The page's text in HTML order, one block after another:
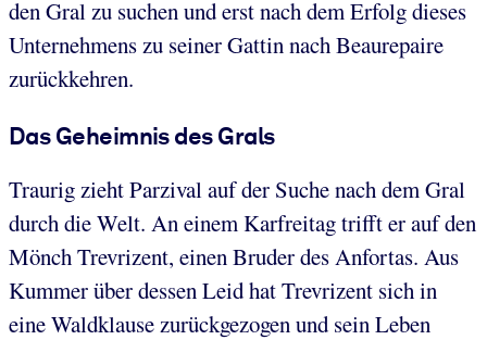
den Gral zu suchen und erst nach dem Erfolg dieses
Unternehmens zu seiner Gattin nach Beaurepaire
zurückkehren.
Das Geheimnis des Grals
Traurig zieht Parzival auf der Suche nach dem Gral
durch die Welt. An einem Karfreitag trifft er auf den
Mönch Trevrizent, einen Bruder des Anfortas. Aus
Kummer über dessen Leid hat Trevrizent sich in
eine Waldklause zurückgezogen und sein Leben